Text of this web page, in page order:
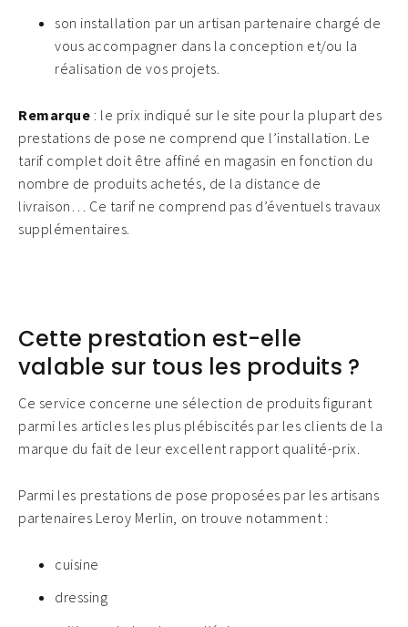
son installation par un artisan partenaire chargé de
vous accompagner dans la conception et/ou la
réalisation de vos projets.
Remarque : le prix indiqué sur le site pour la plupart des
prestations de pose ne comprend que l’installation. Le
tarif complet doit être affiné en magasin en fonction du
nombre de produits achetés, de la distance de
livraison… Ce tarif ne comprend pas d’éventuels travaux
supplémentaires.
Cette prestation est-elle
valable sur tous les produits ?
Ce service concerne une sélection de produits figurant
parmi les articles les plus plébiscités par les clients de la
marque du fait de leur excellent rapport qualité-prix.
Parmi les prestations de pose proposées par les artisans
partenaires Leroy Merlin, on trouve notamment :
cuisine
dressing